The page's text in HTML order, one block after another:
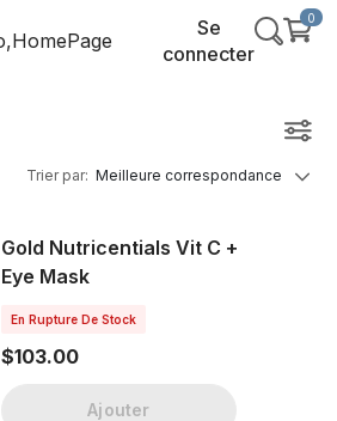
Se
connecter
0
Trier par: Meilleure correspondance
Gold Nutricentials Vit C +
Eye Mask
En Rupture De Stock
$103.00
Ajouter